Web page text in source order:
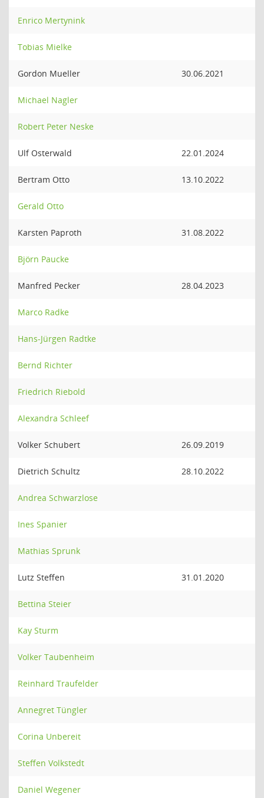
Enrico Mertynink
Tobias Mielke
Gordon Mueller 30.06.2021
Michael Nagler
Robert Peter Neske
Ulf Osterwald 22.01.2024
Bertram Otto 13.10.2022
Gerald Otto
Karsten Paproth 31.08.2022
Björn Paucke
Manfred Pecker 28.04.2023
Marco Radke
Hans-Jürgen Radtke
Bernd Richter
Friedrich Riebold
Alexandra Schleef
Volker Schubert 26.09.2019
Dietrich Schultz 28.10.2022
Andrea Schwarzlose
Ines Spanier
Mathias Sprunk
Lutz Steffen 31.01.2020
Bettina Steier
Kay Sturm
Volker Taubenheim
Reinhard Traufelder
Annegret Tüngler
Corina Unbereit
Steffen Volkstedt
Daniel Wegener